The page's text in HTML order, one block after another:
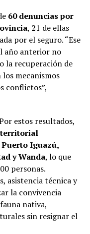
60 denuncias por
, 21 de ellas
por el seguro. “Ese
año anterior no
la recuperación de
mecanismos
conflictos”,
estos resultados,
territorial
Iguazú,
y Wanda, lo que
personas.
asistencia técnica y
la convivencia
nativa,
sin resignar el